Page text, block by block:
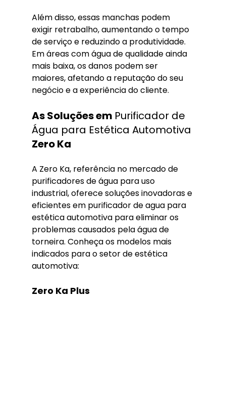
Além disso, essas manchas podem
exigir retrabalho, aumentando o tempo
de serviço e reduzindo a produtividade.
Em áreas com água de qualidade ainda
mais baixa, os danos podem ser
maiores, afetando a reputação do seu
negócio e a experiência do cliente.
As Soluções em Purificador de
Água para Estética Automotiva
Zero Ka
A Zero Ka, referência no mercado de
purificadores de água para uso
industrial, oferece soluções inovadoras e
eficientes em purificador de agua para
estética automotiva para eliminar os
problemas causados pela água de
torneira. Conheça os modelos mais
indicados para o setor de estética
automotiva:
Zero Ka Plus